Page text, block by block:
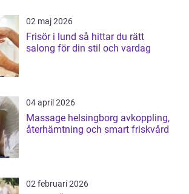
02 maj 2026
Frisör i lund så hittar du rätt
salong för din stil och vardag
04 april 2026
Massage helsingborg avkoppling,
återhämtning och smart friskvård
02 februari 2026